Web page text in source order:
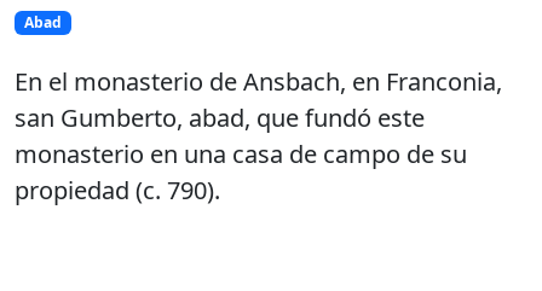
Abad
En el monasterio de Ansbach, en Franconia,
san Gumberto, abad, que fundó este
monasterio en una casa de campo de su
propiedad (c. 790).